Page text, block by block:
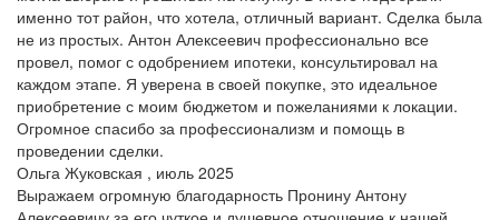
именно тот район, что хотела, отличный вариант. Сделка была
не из простых. Антон Алексеевич профессионально все
провел, помог с одобрением ипотеки, консультировал на
каждом этапе. Я уверена в своей покупке, это идеальное
приобретение с моим бюджетом и пожеланиями к локации.
Огромное спасибо за профессионализм и помощь в
проведении сделки.
Ольга Жуковская , июль 2025
Выражаем огромную благодарность Пронину Антону